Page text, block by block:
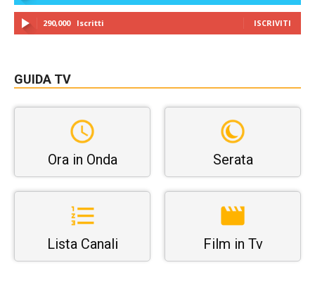
290,000 Iscritti ISCRIVITI
GUIDA TV
Ora in Onda Serata
Lista Canali Film in Tv